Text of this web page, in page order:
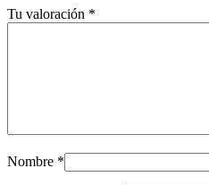
Tu valoración *
Nombre *